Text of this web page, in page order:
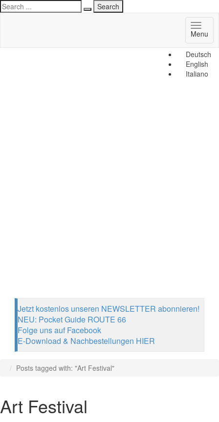
Deutsch
English
Italiano
Menu
Jetzt kostenlos unseren NEWSLETTER abonnieren!
NEU: Pocket Guide ROUTE 66
Folge uns auf Facebook
E-Download & Nachbestellungen HIER
Posts tagged with: "Art Festival"
Art Festival